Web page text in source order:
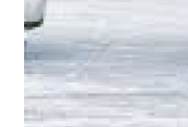
Travaux publics